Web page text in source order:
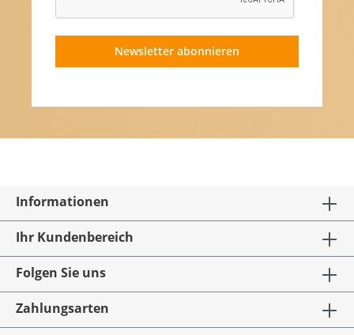
Newsletter abonnieren
Informationen
Ihr Kundenbereich
Folgen Sie uns
Zahlungsarten